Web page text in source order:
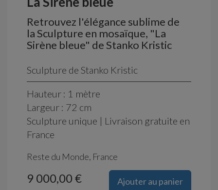
Retrouvez l'élégance sublime de
la Sculpture en mosaïque, "La
Sirène bleue" de Stanko Kristic
Sculpture de Stanko Kristic
Hauteur : 1 mètre
Largeur : 72 cm
Sculpture unique | Livraison gratuite en
France
Reste du Monde, France
Ajouter au panier
9 000,00 €